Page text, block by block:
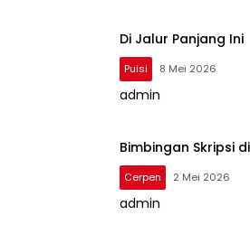
Di Jalur Panjang Ini
Puisi 8 Mei 2026
admin
Bimbingan Skripsi
Cerpen 2 Mei 2026
admin